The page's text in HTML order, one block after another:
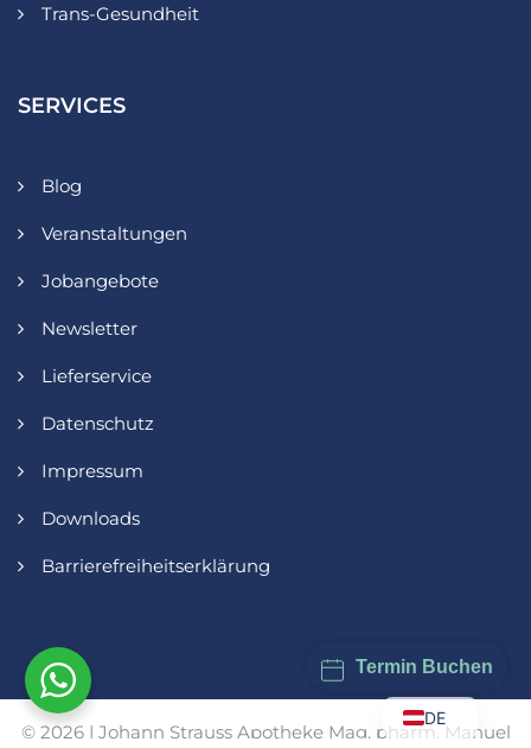
Trans-Gesundheit
SERVICES
Blog
Veranstaltungen
Jobangebote
Newsletter
Lieferservice
Datenschutz
Impressum
Downloads
Barrierefreiheitserklärung
© 2026 | Johann Strauss Apotheke Mag. pharm. Manuel
DE
Termin Buchen